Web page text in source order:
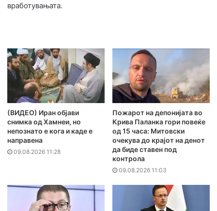
вработувањата.
(ВИДЕО) Иран објави
снимка од Хамнеи, но
непознато е кога и каде е
направена
09.08.2026 11:28
Пожарот на депонијата во
Крива Паланка гори повеќе
од 15 часа: Митовски
очекува до крајот на денот
да биде ставен под
контрола
09.08.2026 11:03